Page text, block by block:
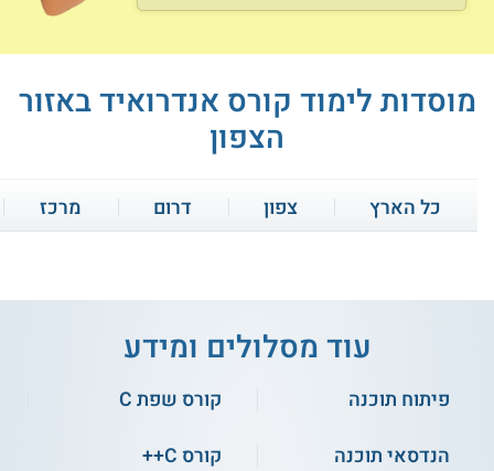
מוסדות לימוד קורס אנדרואיד באזור
הצפון
כל הארץ צפון דרום מרכז
IPC - פיתוח אתרים
אפליקציות ב-Flutter
עוד מסלולים ומידע
פיתוח תוכנה
קורס שפת C
הנדסאי תוכנה
קורס C++